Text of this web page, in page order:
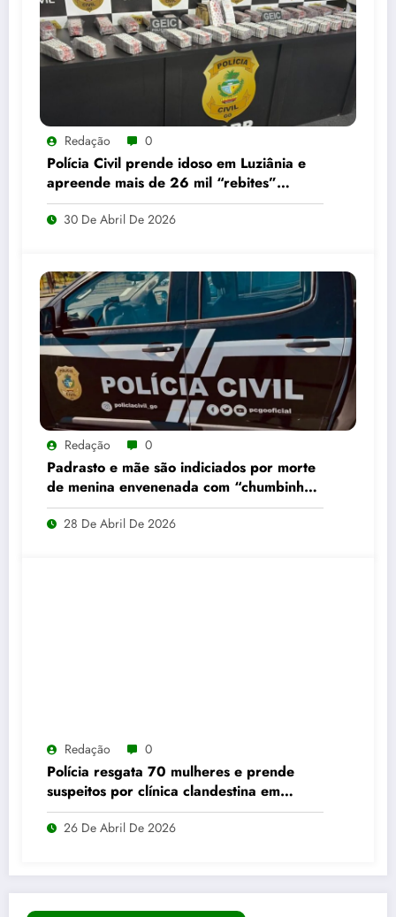
Redação 0
Polícia Civil prende idoso em Luziânia e
apreende mais de 26 mil “rebites”
destinados a caminhoneiros
30 De Abril De 2026
Redação 0
Padrasto e mãe são indiciados por morte
de menina envenenada com “chumbinho”
em Alto Horizonte
28 De Abril De 2026
Redação 0
Polícia resgata 70 mulheres e prende
suspeitos por clínica clandestina em
Abadia de Goiás
26 De Abril De 2026